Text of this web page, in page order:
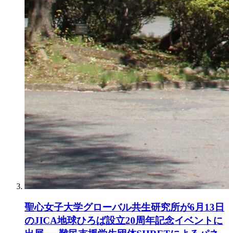
聖心女子大学グローバル共生研究所が6月13日
のJICA地球ひろば設立20周年記念イベントに